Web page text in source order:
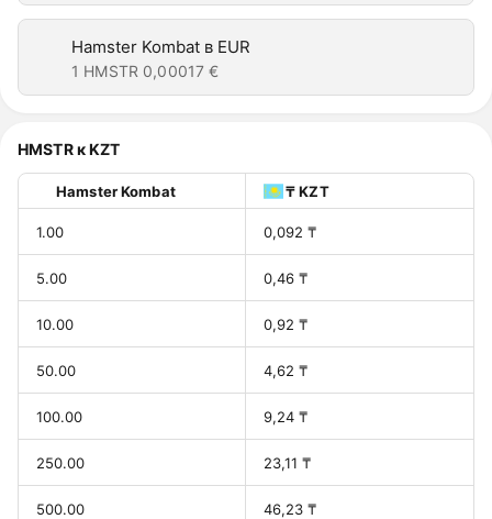
Hamster Kombat в EUR
1 HMSTR 0,00017 €
HMSTR к KZT
Hamster Kombat ₸ KZT
1.00 0,092 ₸
5.00 0,46 ₸
10.00 0,92 ₸
50.00 4,62 ₸
100.00 9,24 ₸
250.00 23,11 ₸
500.00 46,23 ₸